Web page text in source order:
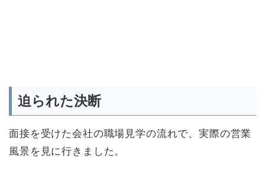
迫られた決断
面接を受けた会社の職場見学の流れで、実際の営業
風景を見に行きました。